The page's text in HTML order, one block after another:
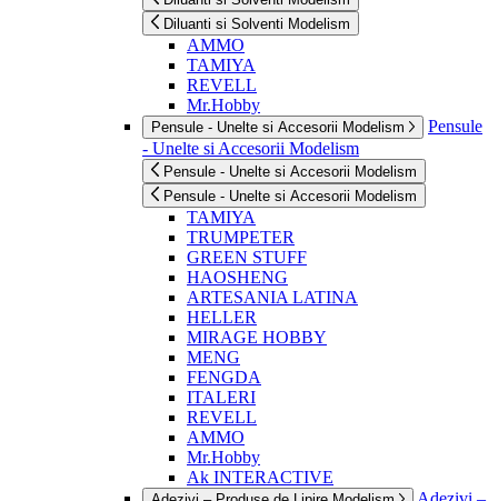
Diluanti si Solventi Modelism
AMMO
TAMIYA
REVELL
Mr.Hobby
Pensule - Unelte si Accesorii Modelism
Pensule
- Unelte si Accesorii Modelism
Pensule - Unelte si Accesorii Modelism
Pensule - Unelte si Accesorii Modelism
TAMIYA
TRUMPETER
GREEN STUFF
HAOSHENG
ARTESANIA LATINA
HELLER
MIRAGE HOBBY
MENG
FENGDA
ITALERI
REVELL
AMMO
Mr.Hobby
Ak INTERACTIVE